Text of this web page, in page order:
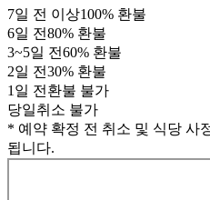
7일 전 이상100% 환불
6일 전80% 환불
3~5일 전60% 환불
2일 전30% 환불
1 일 전 환불 불가
당일취소 불가
* 예약 확정 전 취소 및 식당 사
됩니다.